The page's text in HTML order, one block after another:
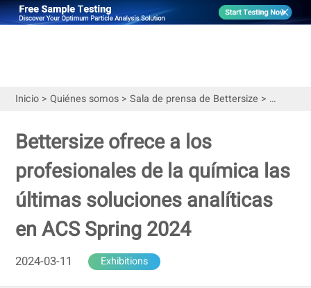
Inicio> Quiénes somos> Sala de prensa de Bettersize >
Bettersize ofrece a los
profesionales de la química las
últimas soluciones analíticas
en ACS Spring 2024
2024-03-11 Exhibitions